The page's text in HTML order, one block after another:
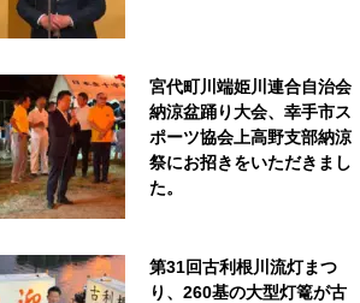
宮代町川端姫川連合自治会
納涼盆踊り大会、幸手市ス
ポーツ協会上高野支部納涼
祭にお招きをいただきまし
た。
第31回古利根川流灯まつ
り、260基の大型灯篭が古